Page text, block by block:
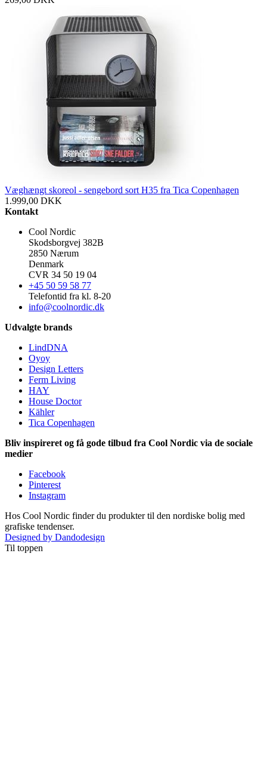
Væghængt skoreol - sengebord sort H35 fra Tica Copenhagen
1.999,00 DKK
Kontakt
Cool Nordic
Skodsborgvej 382B
2850 Nærum
Denmark
CVR 34 50 19 04
+45 50 59 58 77
Telefontid fra kl. 8-20
info@coolnordic.dk
Udvalgte brands
LindDNA
Oyoy
Design Letters
Ferm Living
HAY
House Doctor
Kähler
Tica Copenhagen
Bliv inspireret og få gode tilbud fra Cool Nordic via de sociale
medier
Facebook
Pinterest
Instagram
Hos Cool Nordic finder du produkter til den nordiske bolig med
grafiske tendenser.
Designed by Dandodesign
Til toppen